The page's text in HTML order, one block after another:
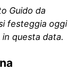
Guido da
festeggia oggi
questa data.